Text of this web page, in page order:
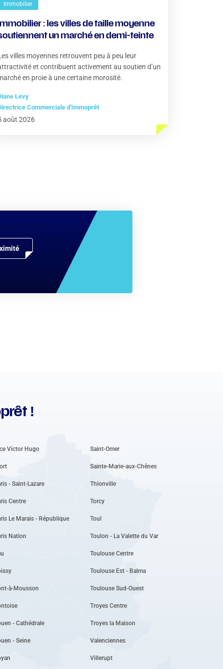
Immobilier
: les villes de taille moyenne
un marché en demi-teinte
villes moyennes retrouvent peu à peu leur
et contribuent activement au soutien d’un
en proie à une certaine morosité.
Levy
Commerciale d'Immoprêt
août 2026
!
Victor Hugo
- Saint-Lazare
Centre
Le Marais - République
Nation
à-Mousson
- Cathédrale
- Seine
Saint-Omer
Sainte-Marie-aux-Chênes
Thionville
Torcy
Toul
Toulon - La Valette du Var
Toulouse Centre
Toulouse Est - Balma
Toulouse Sud-Ouest
Troyes Centre
Troyes la Maison
Valenciennes
Villerupt